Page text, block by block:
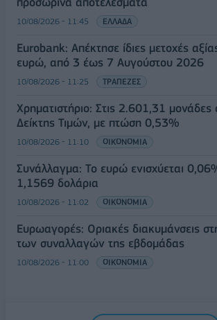
10/08/2026 - 11:45 ΕΛΛΑΔΑ
Eurobank: Απέκτησε ίδιες μετοχές
ευρώ, από 3 έως 7 Αυγούστου 2026
10/08/2026 - 11:25 ΤΡΑΠΕΖΕΣ
Χρηματιστήριο: Στις 2.601,31 μονάδες
Δείκτης Τιμών, με πτώση 0,53%
10/08/2026 - 11:10 ΟΙΚΟΝΟΜΙΑ
Συνάλλαγμα: Το ευρώ ενισχύεται
1,1569 δολάρια
10/08/2026 - 11:02 ΟΙΚΟΝΟΜΙΑ
Ευρωαγορές: Οριακές διακυμάνσεις
των συναλλαγών της εβδομάδας
10/08/2026 - 11:00 ΟΙΚΟΝΟΜΙΑ